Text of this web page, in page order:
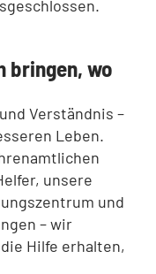
bringen, wo
Verständnis –
Leben.
unsere
und
– wir
Hilfe erhalten,